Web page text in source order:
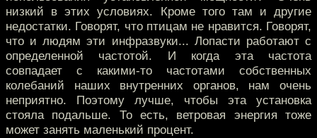
низкий в этих условиях. Кроме того там и другие
недостатки. Говорят, что птицам не нравится. Говорят,
что и людям эти инфразвуки... Лопасти работают с
определенной частотой. И когда эта частота
совпадает с какими-то частотами собственных
колебаний наших внутренних органов, нам очень
неприятно. Поэтому лучше, чтобы эта установка
стояла подальше. То есть, ветровая энергия тоже
может занять маленький процент.